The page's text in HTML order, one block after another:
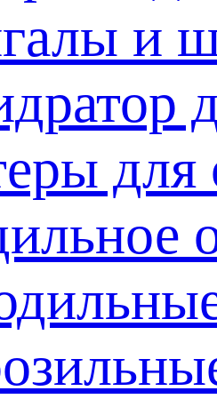
и